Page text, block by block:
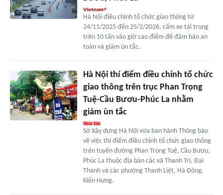
Hà Nội điều chỉnh tổ chức giao thông từ
24/11/2025 đến 25/2/2026, cấm xe tải trọng
trên 10 tấn vào giờ cao điểm để đảm bảo an
toàn và giảm ùn tắc.
Hà Nội thí điểm điều chỉnh tổ chức
giao thông trên trục Phan Trọng
Tuệ-Cầu Bươu-Phúc La nhằm
giảm ùn tắc
Sở Xây dựng Hà Nội vừa ban hành Thông báo
về việc thí điểm điều chỉnh tổ chức giao thông
trên tuyến đường Phan Trọng Tuệ, Cầu Bươu,
Phúc La thuộc địa bàn các xã Thanh Trì, Đại
Thanh và các phường Thanh Liệt, Hà Đông,
Kiến Hưng.